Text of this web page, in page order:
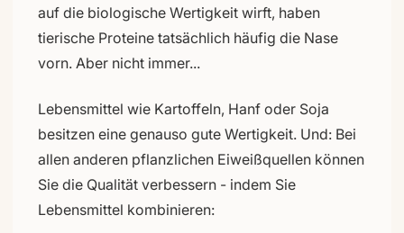
auf die biologische Wertigkeit wirft, haben
tierische Proteine tatsächlich häufig die Nase
vorn. Aber nicht immer...
Lebensmittel wie Kartoffeln, Hanf oder Soja
besitzen eine genauso gute Wertigkeit. Und: Bei
allen anderen pflanzlichen Eiweißquellen können
Sie die Qualität verbessern - indem Sie
Lebensmittel kombinieren: